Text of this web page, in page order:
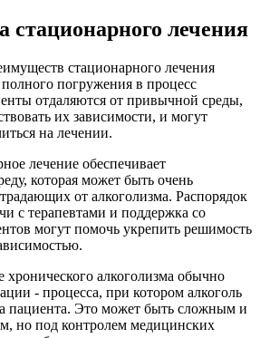
стационарного лечения
стационарного лечения
погружения в процесс
отдаляются от привычной среды,
их зависимости, и могут
на лечении.
лечение обеспечивает
которая может быть очень
от алкоголизма. Распорядок
с терапевтами и поддержка со
могут помочь укрепить решимость
хронического алкоголизма обычно
- процесса, при котором алкоголь
пациента. Это может быть сложным и
но под контролем медицинских